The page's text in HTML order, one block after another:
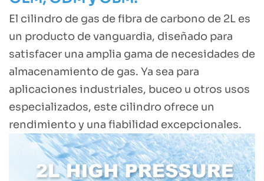
El cilindro de gas de fibra de carbono de 2L es
un producto de vanguardia, diseñado para
satisfacer una amplia gama de necesidades de
almacenamiento de gas. Ya sea para
aplicaciones industriales, buceo u otros usos
especializados, este cilindro ofrece un
rendimiento y una fiabilidad excepcionales.